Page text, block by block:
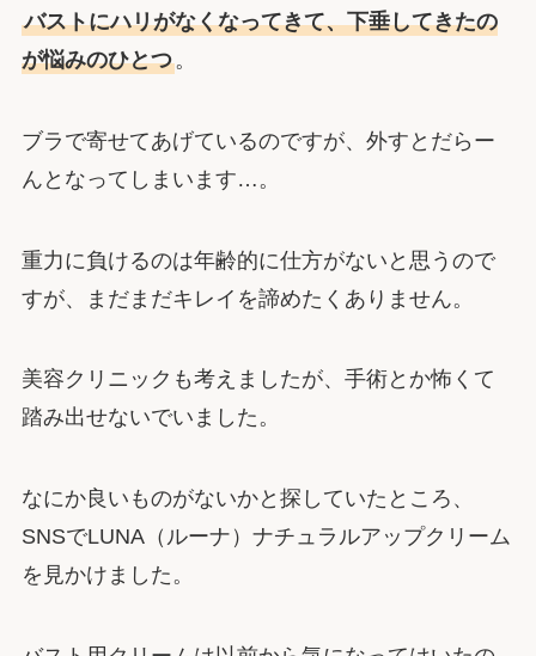
バストにハリがなくなってきて、下垂してきたの
が悩みのひとつ。
ブラで寄せてあげているのですが、外すとだらー
んとなってしまいます…。
重力に負けるのは年齢的に仕方がないと思うので
すが、まだまだキレイを諦めたくありません。
美容クリニックも考えましたが、手術とか怖くて
踏み出せないでいました。
なにか良いものがないかと探していたところ、
SNSでLUNA（ルーナ）ナチュラルアップクリーム
を見かけました。